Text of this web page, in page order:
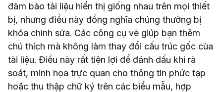
đảm bảo tài liệu hiển thị giống nhau trên mọi thiết
bị, nhưng điều này đồng nghĩa chúng thường bị
khóa chỉnh sửa. Các công cụ vẽ giúp bạn thêm
chú thích mà không làm thay đổi cấu trúc gốc của
tài liệu. Điều này rất tiện lợi để đánh dấu khi rà
soát, minh họa trực quan cho thông tin phức tạp
hoặc thu thập chữ ký trên các biểu mẫu, hợp